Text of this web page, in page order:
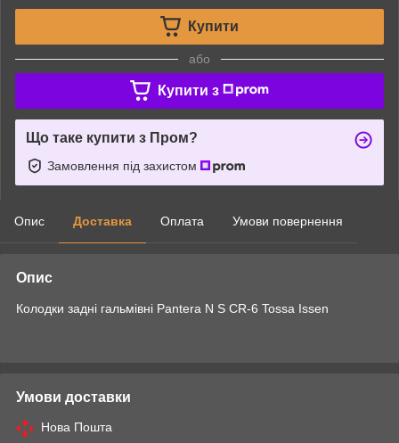
Купити
або
Купити з
Що таке купити з Пром?
Замовлення під захистом
Опис Доставка Оплата Умови повернення
Опис
Колодки задні гальмівні Pantera N S CR-6 Tossa Issen
Умови доставки
Нова Пошта